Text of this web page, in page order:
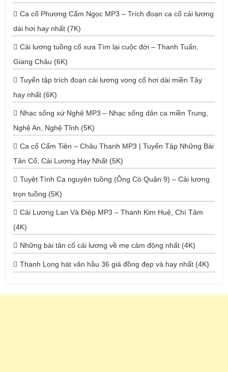
Ca cổ Phương Cẩm Ngọc MP3 – Trích đoạn ca cổ cải lương
dài hơi hay nhất (7K)
Cải lương tuồng cổ xưa Tìm lại cuộc đời – Thanh Tuấn,
Giang Châu (6K)
Tuyển tập trích đoạn cải lương vọng cổ hơi dài miền Tây
hay nhất (6K)
Nhạc sống xứ Nghệ MP3 – Nhạc sống dân ca miền Trung,
Nghệ An, Nghệ Tĩnh (5K)
Ca cổ Cẩm Tiên – Châu Thanh MP3 | Tuyển Tập Những Bài
Tân Cổ, Cải Lương Hay Nhất (5K)
Tuyệt Tình Ca nguyên tuồng (Ông Cò Quận 9) – Cải lương
trọn tuồng (5K)
Cải Lương Lan Và Điệp MP3 – Thanh Kim Huệ, Chí Tâm
(4K)
Những bài tân cổ cải lương về mẹ cảm động nhất (4K)
Thanh Long hát văn hầu 36 giá đồng đẹp và hay nhất (4K)